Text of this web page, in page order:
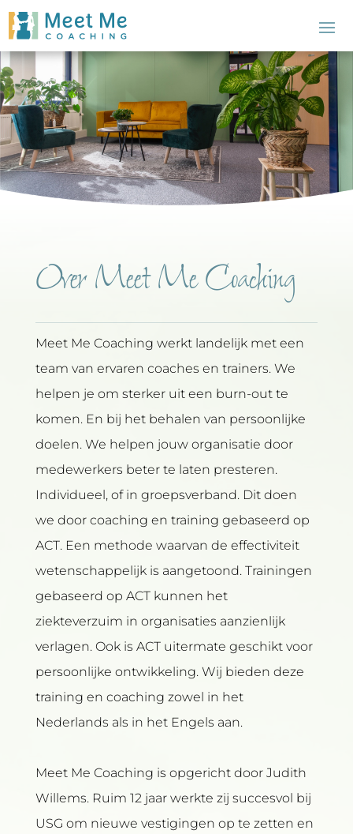
Over Meet Me Coaching
Meet Me Coaching werkt landelijk met een
team van ervaren coaches en trainers. We
helpen je om sterker uit een burn-out te
komen. En bij het behalen van persoonlijke
doelen. We helpen jouw organisatie door
medewerkers beter te laten presteren.
Individueel, of in groepsverband. Dit doen
we door coaching en training gebaseerd op
ACT. Een methode waarvan de effectiviteit
wetenschappelijk is aangetoond. Trainingen
gebaseerd op ACT kunnen het
ziekteverzuim in organisaties aanzienlijk
verlagen. Ook is ACT uitermate geschikt voor
persoonlijke ontwikkeling. Wij bieden deze
training en coaching zowel in het
Nederlands als in het Engels aan.
Meet Me Coaching is opgericht door Judith
Willems. Ruim 12 jaar werkte zij succesvol bij
USG om nieuwe vestigingen op te zetten en